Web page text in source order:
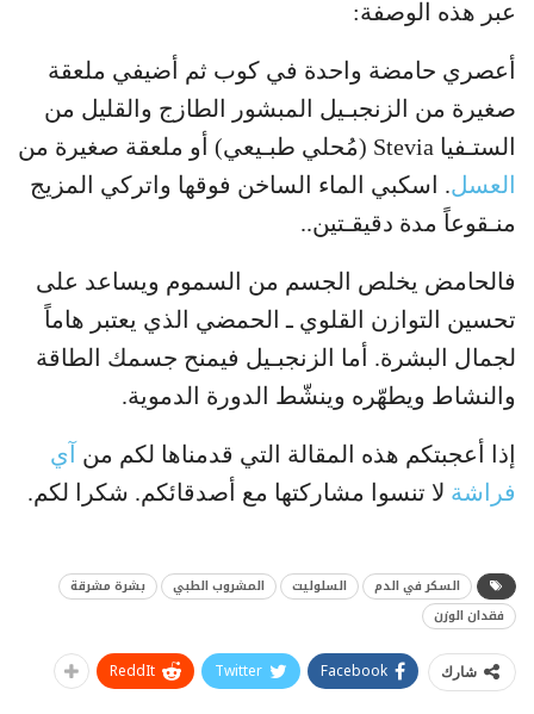
عبر هذه الوصفة:
أعصري حامضة واحدة في كوب ثم أضيفي ملعقة
صغيرة من الزنجبـيل المبشور الطازج والقليل من
الستـفيا Stevia (مُحلي طبـيعي) أو ملعقة صغيرة من
العسل. اسكبي الماء الساخن فوقها واتركي المزيج
منـقوعاً مدة دقيقـتين..
فالحامض يخلص الجسم من السموم ويساعد على
تحسين التوازن القلوي ـ الحمضي الذي يعتبر هاماً
لجمال البشرة. أما الزنجبـيل فيمنح جسمك الطاقة
والنشاط ويطهّره وينشّط الدورة الدموية.
إذا أعجبتكم هذه المقالة التي قدمناها لكم من آي
فراشة لا تنسوا مشاركتها مع أصدقائكم. شكرا لكم.
السكر في الدم السلوليت المشروب الطبي
بشرة مشرقة
فقدان الوزن
شارك Facebook
Twitter
ReddIt